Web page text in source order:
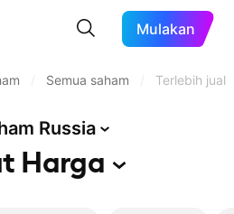
Mulakan
Semua saham Terlebih jual
Russia
Harga